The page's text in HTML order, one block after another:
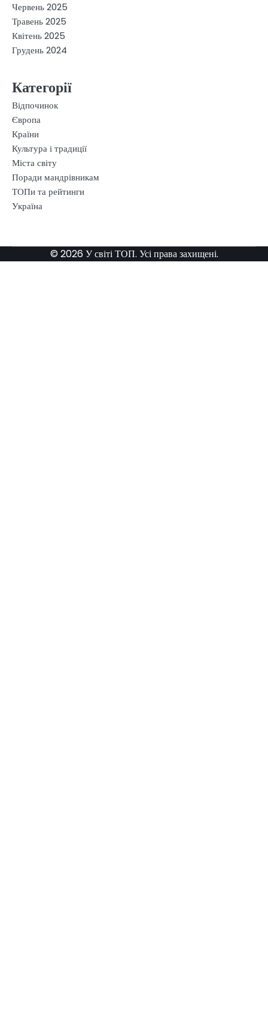
Червень 2025
Травень 2025
Квітень 2025
Грудень 2024
Категорії
Відпочинок
Європа
Країни
Культура і традиції
Міста світу
Поради мандрівникам
ТОПи та рейтинги
Україна
© 2026 У світі ТОП. Усі права захищені.